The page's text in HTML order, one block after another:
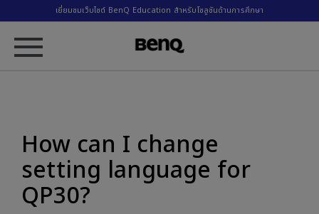
เยี่ยมชมเว็บไซต์ BenQ Education สำหรับโซลูชันด้านการศึกษา
How can I change
setting language for
QP30?